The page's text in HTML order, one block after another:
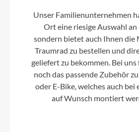
Farbe
black matt
Motor
Unser Familienunternehmen
Ort eine riesige Auswahl
sondern bietet auch Ihnen
Traumrad zu bestellen und
geliefert zu bekommen. Bei uns
noch das passende Zubehör
oder E-Bike, welches auch bei
auf Wunsch montiert